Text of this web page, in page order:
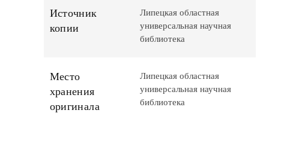
Источник
копии
Липецкая областная
универсальная научная
библиотека
Место
хранения
оригинала
Липецкая областная
универсальная научная
библиотека